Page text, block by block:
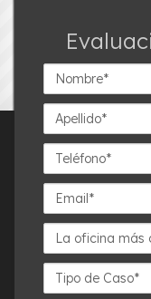
Nombre*
Apellido*
Teléfono*
Email*
La
oficina
más
cercana*
Detalles
del